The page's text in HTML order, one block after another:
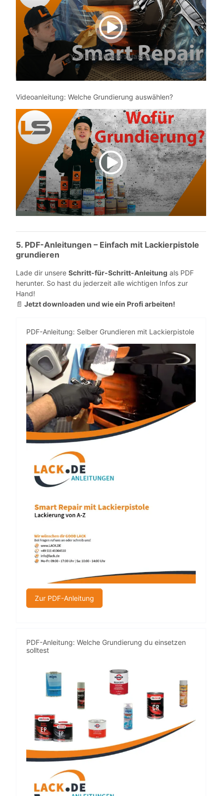
YouTube-Videos zulassen
Videoanleitung: Welche Grundierung auswählen?
YouTube-Videos zulassen
5. PDF-Anleitungen – Einfach mit Lackierpistole
grundieren
Lade dir unsere Schritt-für-Schritt-Anleitung als PDF
herunter. So hast du jederzeit alle wichtigen Infos zur
Hand!
📄 Jetzt downloaden und wie ein Profi arbeiten!
PDF-Anleitung: Selber Grundieren mit Lackierpistole
Zur PDF-Anleitung
PDF-Anleitung: Welche Grundierung du einsetzen
solltest